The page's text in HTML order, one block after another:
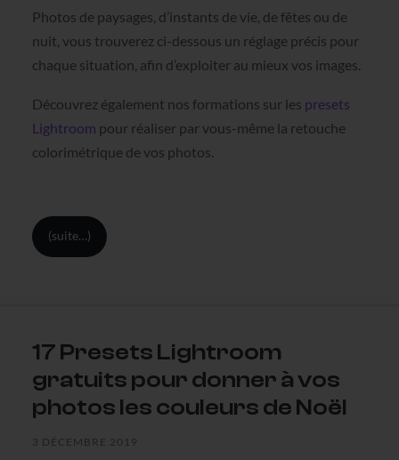
Photos de paysages, d’instants de vie, de fêtes ou de
nuit, vous trouverez ci-dessous un réglage précis pour
chaque situation, afin d’exploiter au mieux vos images.
Découvrez également nos formations sur les presets
Lightroom pour réaliser par vous-même la retouche
colorimétrique de vos photos.
(suite…)
17 Presets Lightroom
gratuits pour donner à vos
photos les couleurs de Noël
3 DÉCEMBRE 2019